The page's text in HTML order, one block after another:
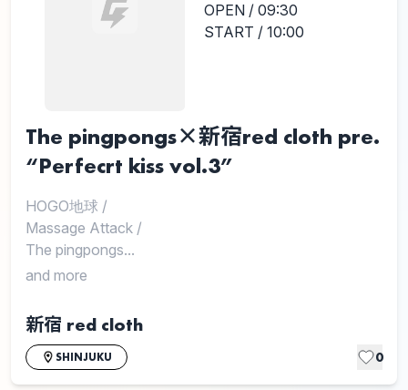
OPEN / 09:30
START / 10:00
The pingpongs×新宿red cloth pre.
“Perfecrt kiss vol.3”
HOGO地球 /
Massage Attack /
The pingpongs...
and more
新宿 red cloth
SHINJUKU 0